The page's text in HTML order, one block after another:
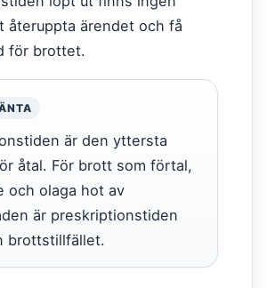
återuppta ärendet och få
för brottet.
är den yttersta
åtal. För brott som förtal,
och olaga hot av
är preskriptionstiden
brottstillfället.